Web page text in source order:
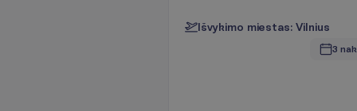
Išvykimo miestas: Vilnius
3